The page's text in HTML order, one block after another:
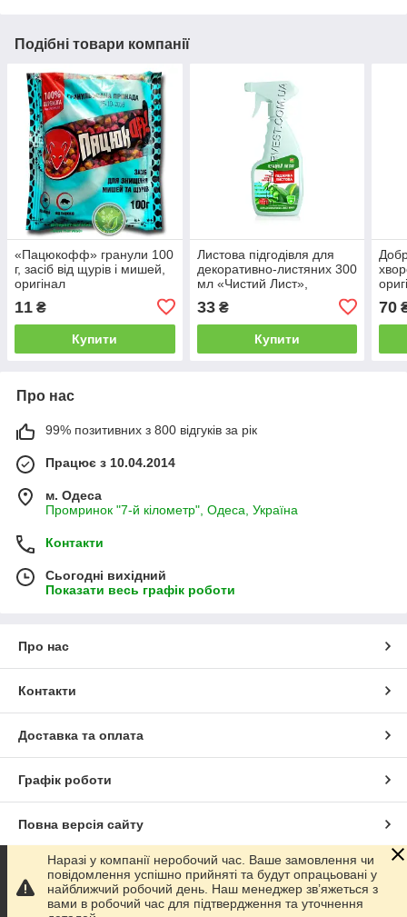
Подібні товари компанії
«Пацюкофф» гранули 100
г, засіб від щурів і мишей,
оригінал
11 ₴
Купити
Листова підгодівля для
декоративно-листяних 300
мл «Чистий Лист»,
33₴
Купити
70
Про нас
99% позитивних з 800 відгуків за рік
Працює з 10.04.2014
м. Одеса
Промринок "7-й кілометр", Одеса, Україна
Контакти
Сьогодні вихідний
Показати весь графік роботи
Про нас
Контакти
Доставка та оплата
Графік роботи
Повна версія сайту
Сайт створено на маркетплейсі Prom.ua
Політика конфіденційності
Наразі у компанії неробочий час. Ваше замовлення чи
повідомлення успішно прийняті та будут опрацьовані у
найближчий робочий день. Наш менеджер зв’яжеться з
вами в робочий час для підтвердження та уточнення